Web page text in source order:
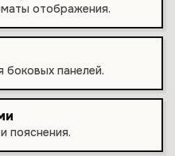
отображения.
боковых панелей.
пояснения.